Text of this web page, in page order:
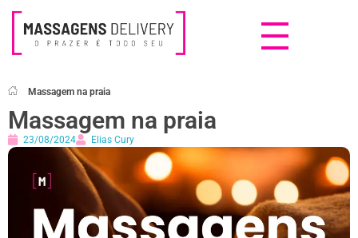
Massagem na praia
Massagem na praia
23/08/2024 Elias Cury